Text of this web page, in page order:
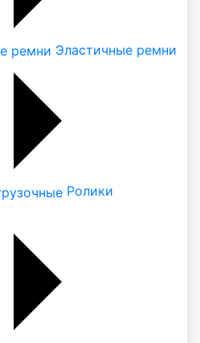
Эластичные ремни
Ролики